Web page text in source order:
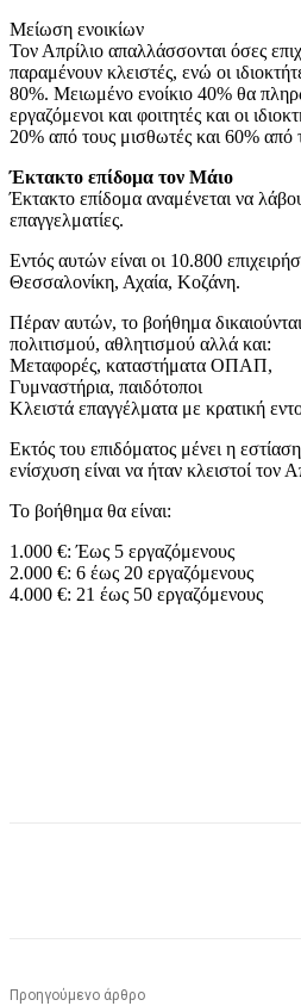
Μείωση ενοικίων
Τον Απρίλιο απαλλάσσονται όσες
παραμένουν κλειστές, ενώ οι
80%. Μειωμένο ενοίκιο 40% θα
εργαζόμενοι και φοιτητές και οι
20% από τους μισθωτές και 60% από
Έκτακτο επίδομα τον Μάιο
Έκτακτο επίδομα αναμένεται να
επαγγελματίες.
Εντός αυτών είναι οι 10.800
Θεσσαλονίκη, Αχαία, Κοζάνη.
Πέραν αυτών, το βοήθημα
πολιτισμού, αθλητισμού αλλά και:
Μεταφορές, καταστήματα ΟΠΑΠ,
Γυμναστήρια, παιδότοποι
Κλειστά επαγγέλματα με κρατική
Εκτός του επιδόματος μένει η
ενίσχυση είναι να ήταν κλειστοί τον
Το βοήθημα θα είναι:
1.000 €: Έως 5 εργαζόμενους
2.000 €: 6 έως 20 εργαζόμενους
4.000 €: 21 έως 50 εργαζόμενους
Προηγούμενο άρθρο